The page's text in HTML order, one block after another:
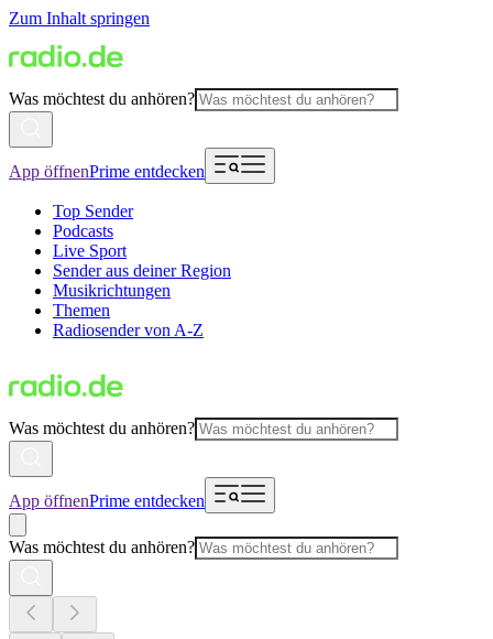
Zum Inhalt springen
Was möchtest du anhören?
App öffnenPrime entdecken
Top Sender
Podcasts
Live Sport
Sender aus deiner Region
Musikrichtungen
Themen
Radiosender von A-Z
Was möchtest du anhören?
App öffnenPrime entdecken
Was möchtest du anhören?